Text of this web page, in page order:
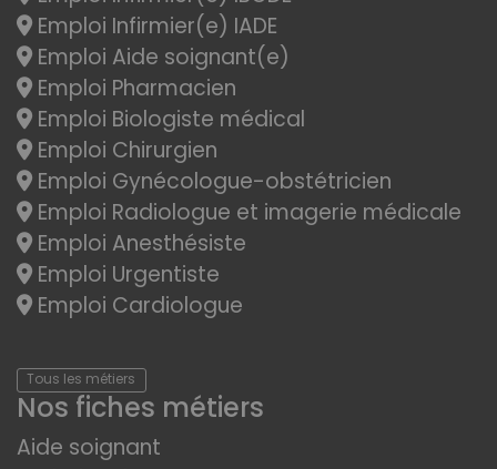
Emploi Infirmier(e) IADE
Emploi Aide soignant(e)
Emploi Pharmacien
Emploi Biologiste médical
Emploi Chirurgien
Emploi Gynécologue-obstétricien
Emploi Radiologue et imagerie médicale
Emploi Anesthésiste
Emploi Urgentiste
Emploi Cardiologue
Tous les métiers
Nos fiches métiers
Aide soignant